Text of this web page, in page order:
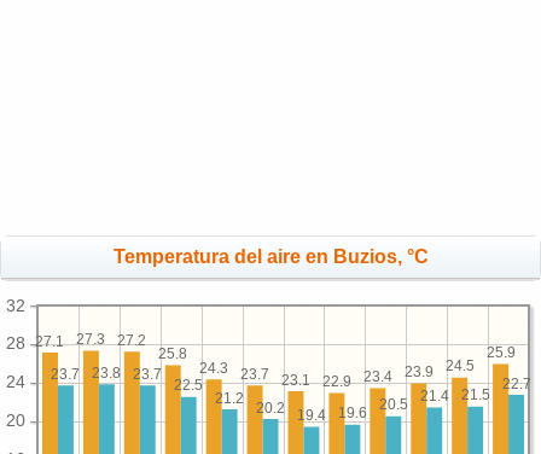
Temperatura del aire en Buzios, °C
20
24
28
32
25.9
24.5
23.9
23.4
22.9
23.1
23.7
24.3
25.8
27.2
27.3
27.1
22.7
21.5
21.4
20.5
19.6
19.4
20.2
21.2
22.5
23.7
23.8
23.7